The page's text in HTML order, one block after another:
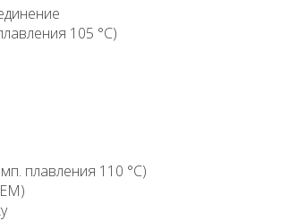
105 °C)
плавления 110 °C)